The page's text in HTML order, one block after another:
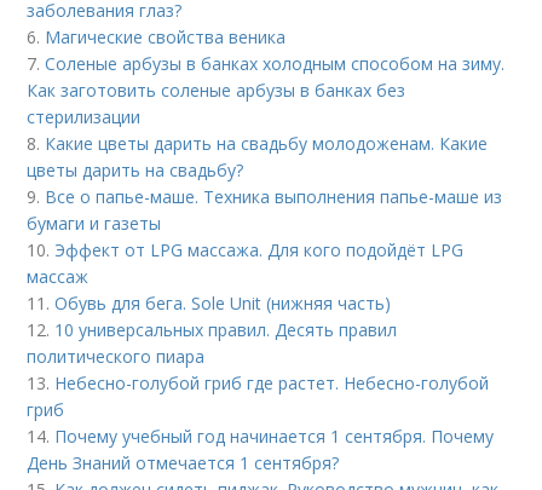
заболевания глаз?
6. Магические свойства веника
7.Соленые арбузы в банках холодным способом на зиму.
Как заготовить соленые арбузы в банках без
стерилизации
8. Какие цветы дарить на свадьбу молодоженам. Какие
цветы дарить на свадьбу?
9. Все о папье-маше. Техника выполнения папье-маше из
бумаги и газеты
10. Эффект от LPG массажа. Для кого подойдёт LPG
массаж
11.Обувь для бега. Sole Unit (нижняя часть)
12. 10 универсальных правил. Десять правил
политического пиара
13. Небесно-голубой гриб где растет. Небесно-голубой
гриб
14. Почему учебный год начинается 1 сентября. Почему
День Знаний отмечается 1 сентября?